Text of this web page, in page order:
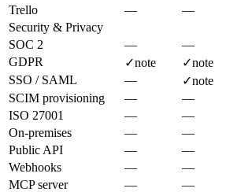
Trello
—
—
Security & Privacy
SOC 2
—
—
GDPR
✓note ✓note
SSO / SAML
— ✓note
SCIM provisioning
—
—
ISO 27001
—
—
On-premises
—
—
Public API
—
—
Webhooks
—
—
MCP server
— —